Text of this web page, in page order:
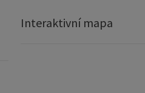
Interaktivní mapa